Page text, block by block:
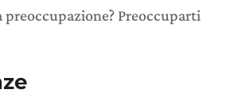
Preoccuparti